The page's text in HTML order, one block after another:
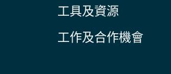
工具及資源
工作及合作機會